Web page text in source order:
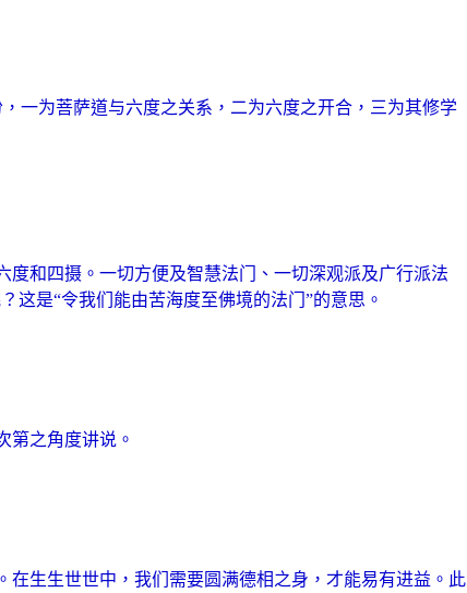
一为菩萨道与六度之关系，二为六度之开合，三为其修学
度和四摄。一切方便及智慧法门、一切深观派及广行派法
这是“令我们能由苦海度至佛境的法门”的意思。
第之角度讲说。
在生生世世中，我们需要圆满德相之身，才能易有进益。此